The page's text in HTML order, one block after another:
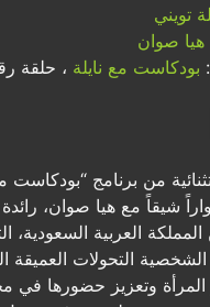
تويني
هيا صوان
بودكاست مع نايلة ، حلقة رقم
من برنامج “بودكاست
شيقاً مع هيا صوان،
المملكة العربية
الشخصية التحولات العميقة
وتعزيز حضورها في